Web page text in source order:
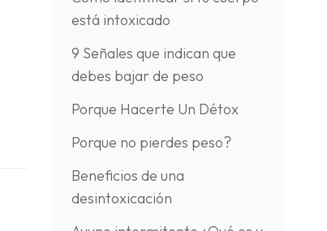
está intoxicado
9 Señales que indican que
debes bajar de peso
Porque Hacerte Un Détox
Porque no pierdes peso?
Beneficios de una
desintoxicación